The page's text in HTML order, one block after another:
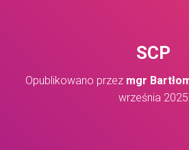
SCP
Opublikowano przez mgr
września 2025